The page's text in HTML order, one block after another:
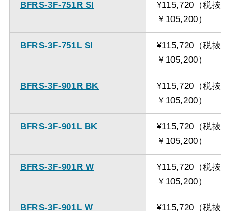
BFRS-3F-751R SI
¥115,720（税抜
￥105,200）
BFRS-3F-751L SI
¥115,720（税抜
￥105,200）
BFRS-3F-901R BK
¥115,720（税抜
￥105,200）
BFRS-3F-901L BK
¥115,720（税抜
￥105,200）
BFRS-3F-901R W
¥115,720（税抜
￥105,200）
BFRS-3F-901L W
¥115,720（税抜